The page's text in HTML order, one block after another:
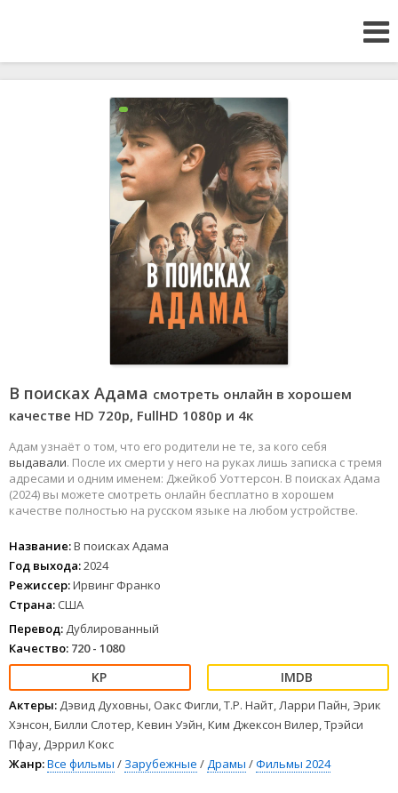
В поисках Адама смотреть онлайн в хорошем
качестве HD 720p, FullHD 1080р и 4к
Адам узнаёт о том, что его родители не те, за кого себя
выдавали. После их смерти у него на руках лишь записка с тремя
адресами и одним именем: Джейкоб Уоттерсон. В поисках Адама
(2024) вы можете смотреть онлайн бесплатно в хорошем
качестве полностью на русском языке на любом устройстве.
Название:В поисках Адама
Год выхода:2024
Режиссер:Ирвинг Франко
Страна: США
Перевод: Дублированный
Качество: 720 - 1080
Актеры: Дэвид Духовны, Оакс Фигли, Т.Р. Найт, Ларри Пайн, Эрик
Хэнсон, Билли Слотер, Кевин Уэйн, Ким Джексон Вилер, Трэйси
Пфау, Дэррил Кокс
Жанр:Все фильмы / Зарубежные /Драмы /Фильмы 2024